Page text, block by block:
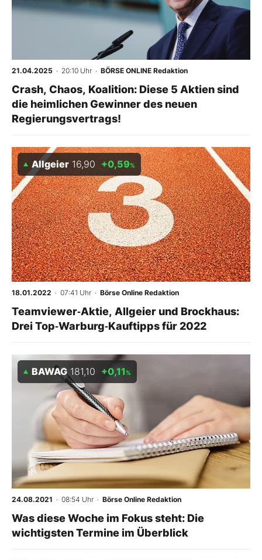
21.04.2025 · 20:10 Uhr · BÖRSE ONLINE Redaktion
Crash, Chaos, Koalition: Diese 5 Aktien sind
die heimlichen Gewinner des neuen
Regierungsvertrags!
Allgeier 16,90 +0,59%
18.01.2022 · 07:41 Uhr · Börse Online Redaktion
Teamviewer‑Aktie, Allgeier und Brockhaus:
Drei Top‑Warburg‑Kauftipps für 2022
BAWAG 181,10 +0,11%
24.08.2021 · 08:54 Uhr · Börse Online Redaktion
Was diese Woche im Fokus steht: Die
wichtigsten Termine im Überblick